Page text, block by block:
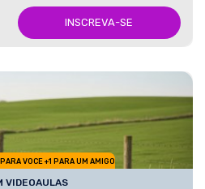
INSCREVA-SE
VOCE +1 PARA UM AMIGO
VIDEOAULAS